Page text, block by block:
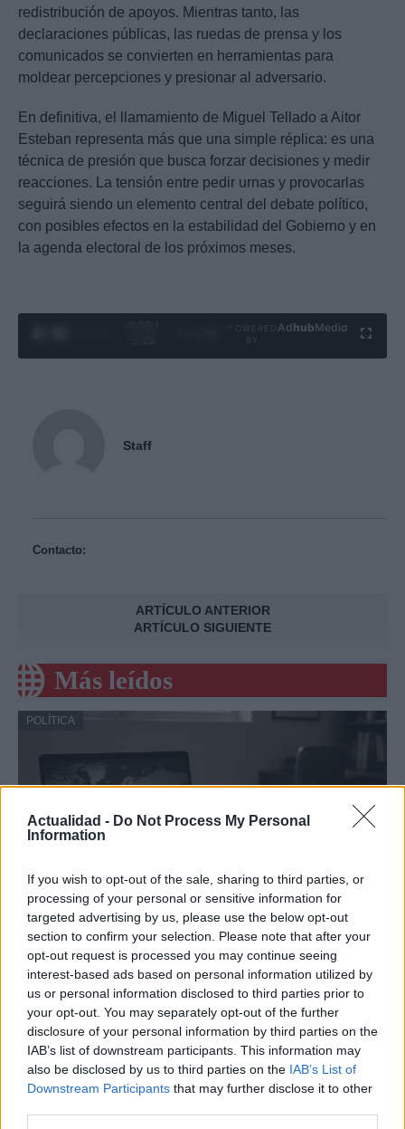
Actualidad - Do Not Process My Personal
Information
If you wish to opt-out of the sale, sharing to third parties, or
processing of your personal or sensitive information for
targeted advertising by us, please use the below opt-out
section to confirm your selection. Please note that after your
opt-out request is processed you may continue seeing
interest-based ads based on personal information utilized by
us or personal information disclosed to third parties prior to
your opt-out. You may separately opt-out of the further
disclosure of your personal information by third parties on the
IAB’s list of downstream participants. This information may
also be disclosed by us to third parties on the IAB’s List of
Downstream Participants that may further disclose it to other
redistribución de apoyos. Mientras tanto, las
declaraciones públicas, las ruedas de prensa y los
comunicados se convierten en herramientas para
moldear percepciones y presionar al adversario.
En definitiva, el llamamiento de Miguel Tellado a Aitor
Esteban representa más que una simple réplica: es una
técnica de presión que busca forzar decisiones y medir
reacciones. La tensión entre pedir urnas y provocarlas
seguirá siendo un elemento central del debate político,
con posibles efectos en la estabilidad del Gobierno y en
la agenda electoral de los próximos meses.
Ad hubMedia
Staff
Contacto:
ARTÍCULO ANTERIOR
ARTÍCULO SIGUIENTE
Más leídos
POLÍTICA
Cómo la política internacional de Trump
está cambiando las posturas de sus
seguidores más cercanos
La política exterior de Donald Trump, especialmente en…
POLÍTICA